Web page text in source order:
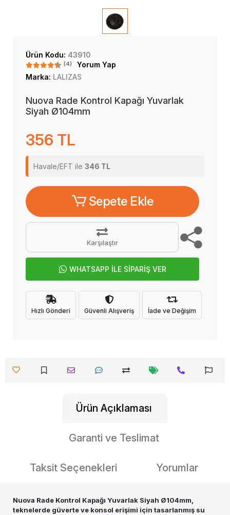
Ürün Kodu: 43910
(4)
Yorum Yap
Marka: LALIZAS
Nuova Rade Kontrol Kapağı Yuvarlak
Siyah Ø104mm
356 TL
Havale/EFT ile 346 TL
Sepete Ekle
Karşılaştır
WHATSAPP İLE SİPARİŞ VER
Hızlı Gönderi Güvenli Alışveriş İade ve Değişim
Ürün Açıklaması
Garanti ve Teslimat
Taksit Seçenekleri Yorumlar
Nuova Rade Kontrol Kapağı Yuvarlak Siyah Ø104mm,
teknelerde güverte ve konsol erişimi için tasarlanmış su